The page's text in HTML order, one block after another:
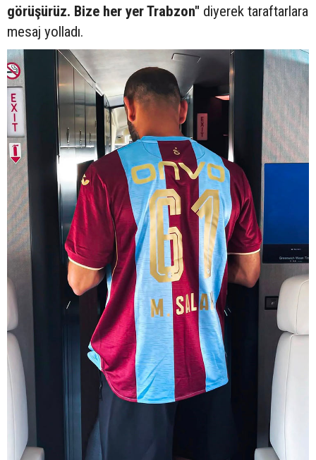
görüşürüz. Bize her yer Trabzon" diyerek taraftarlara
mesaj yolladı.